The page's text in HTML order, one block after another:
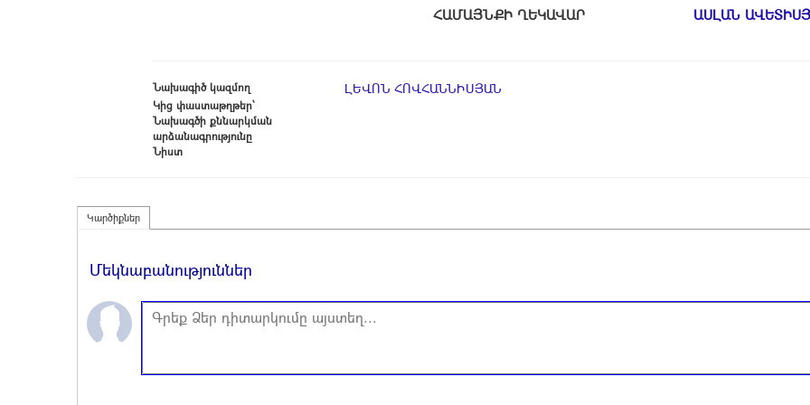
ՀԱՄԱՅՆՔԻ ՂԵԿԱՎԱՐ ԱՍԼԱՆ
Նախագիծ կազմող ԼԵՎՈՆ ՀՈՎՀԱՆՆԻՍՅԱՆ
Կից փաստաթղթեր՝
Նախագծի քննարկման
արձանագրությունը
Նիստ
Կարծիքներ
Մեկնաբանություններ